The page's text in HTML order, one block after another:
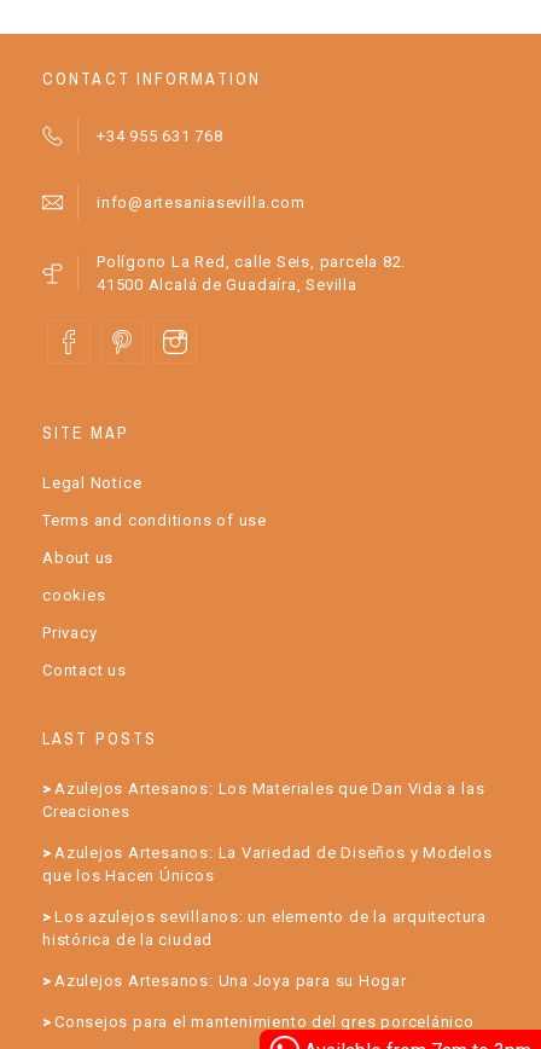
CONTACT INFORMATION
+34 955 631 768
info@artesaniasevilla.com
Polígono La Red, calle Seis, parcela 82.
41500 Alcalá de Guadaíra, Sevilla
SITE MAP
Legal Notice
Terms and conditions of use
About us
cookies
Privacy
Contact us
LAST POSTS
Azulejos Artesanos: Los Materiales que Dan Vida a las
Creaciones
Azulejos Artesanos: La Variedad de Diseños y Modelos
que los Hacen Únicos
Los azulejos sevillanos: un elemento de la arquitectura
histórica de la ciudad
Azulejos Artesanos: Una Joya para su Hogar
Consejos para el mantenimiento del gres porcelánico